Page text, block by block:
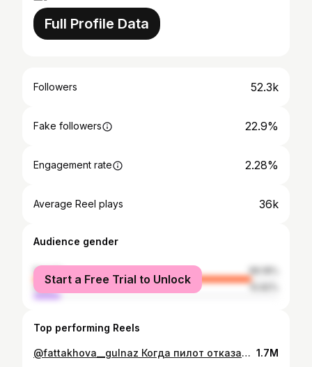
Full Profile Data
Followers 52.3k
Fake followers 22.9%
Engagement rate 2.28%
Average Reel plays 36k
Audience gender
female
89.18%
male
10.82%
Start a Free Trial to Unlock
Top performing Reels
@fattakhova__gulnaz Когда пилот отказался поздравлять с Днем рождения, нам пришла гениальная идея! Записать радостное видео и наложить звук. Но без даже лучше, да? . Зачем пилот, когда есть такие подружки-дурочки❤️🥳 С Днем рождения, Лилек🫶🏼 1.7M